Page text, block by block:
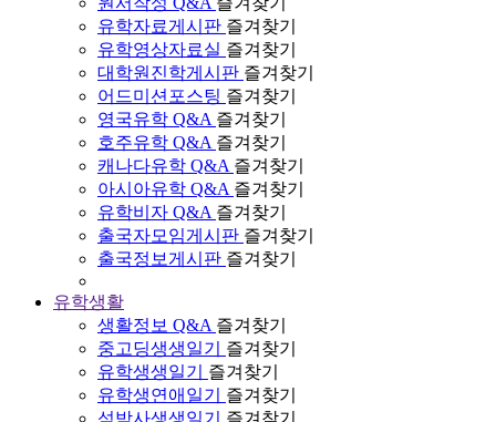
유학자료게시판 즐겨찾기
유학영상자료실 즐겨찾기
대학원진학게시판 즐겨찾기
어드미션포스팅 즐겨찾기
영국유학 Q&A 즐겨찾기
호주유학 Q&A 즐겨찾기
캐나다유학 Q&A 즐겨찾기
아시아유학 Q&A 즐겨찾기
유학비자 Q&A 즐겨찾기
출국자모임게시판 즐겨찾기
출국정보게시판 즐겨찾기
유학생활
생활정보 Q&A 즐겨찾기
중고딩생생일기
즐겨찾기
유학생생일기
즐겨찾기
유학생연애일기
즐겨찾기
석박사생생일기
즐겨찾기